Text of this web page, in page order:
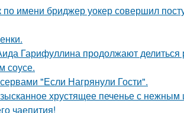
имени бриджер уокер совершил
Гарифуллина продолжают
соусе.
"Если Нагрянули Гости".
хрустящее печенье с
чаепития!